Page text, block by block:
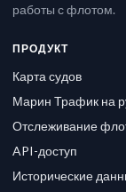
работы с флотом.
ПРОДУКТ
Карта судов
Марин Трафик на
Отслеживание
API-доступ
Исторические